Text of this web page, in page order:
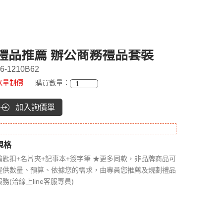
品推薦 辦公商務禮品套裝
1210B62
量制價 購買數量：
加入詢價單
格
匙扣+名片夾+記事本+簽字筆 ★更多同款，非品牌商品可
供數量、預算、依據您的需求，由專員您推薦及規劃禮品
務(洽線上line客服專員)